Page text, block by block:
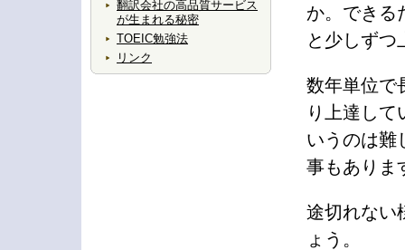
翻訳会社の高品質サービス
が生まれる秘密
TOEIC勉強法
リンク
か。できる
と少しずつ
数年単位で
り上達し
いうのは難
事もありま
途切れない
ょう。